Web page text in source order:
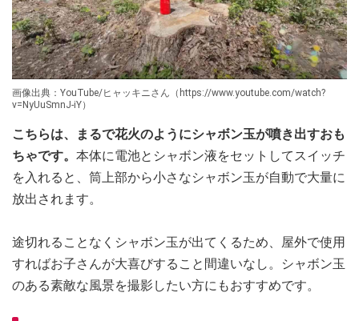
画像出典：YouTube/ヒャッキニさん（https://www.youtube.com/watch?
v=NyUuSmnJ-iY）
こちらは、まるで花火のようにシャボン玉が噴き出すおも
ちゃです。 本体に電池とシャボン液をセットしてスイッチ
を入れると、筒上部から小さなシャボン玉が自動で大量に
放出されます。
途切れることなくシャボン玉が出てくるため、屋外で使用
すればお子さんが大喜びすること間違いなし。シャボン玉
のある素敵な風景を撮影したい方にもおすすめです。